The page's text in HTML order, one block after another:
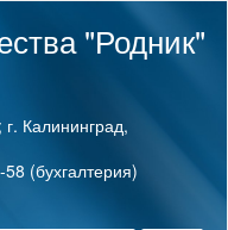
"Родник"
Калининград,
(бухгалтерия)